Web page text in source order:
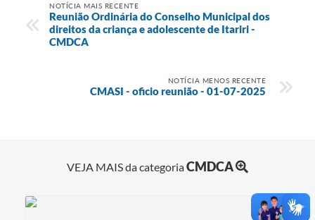
NOTÍCIA MAIS RECENTE
Reunião Ordinária do Conselho Municipal dos
direitos da criança e adolescente de Itariri -
CMDCA
NOTÍCIA MENOS RECENTE
CMASI - oficio reunião - 01-07-2025
VEJA MAIS da categoriaCMDCA